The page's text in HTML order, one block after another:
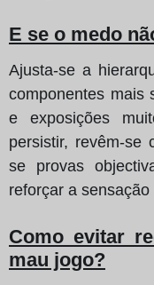
E se o medo
Ajusta-se a
componentes mais
e exposições
persistir, revêm-se
se provas
reforçar a
Como evitar
mau jogo?